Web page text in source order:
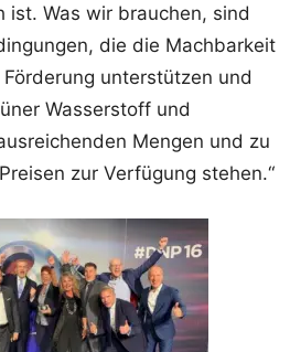
ist. Was wir brauchen, sind
die die Machbarkeit
unterstützen und
Wasserstoff und
Mengen und zu
zur Verfügung stehen.“